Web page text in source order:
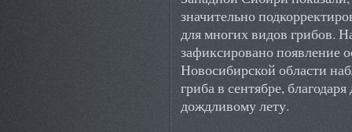
значительно
для многих видов грибов.
зафиксировано появление
Новосибирской области
гриба в сентябре,
дождливому лету.